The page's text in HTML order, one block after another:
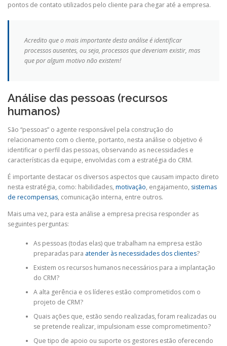
pontos de contato utilizados pelo cliente para chegar até a empresa.
Acredito que o mais importante desta análise é identificar
processos ausentes, ou seja, processos que deveriam existir, mas
que por algum motivo não existem!
Análise das pessoas (recursos
humanos)
São “pessoas” o agente responsável pela construção do
relacionamento com o cliente, portanto, nesta análise o objetivo é
identificar o perfil das pessoas, observando as necessidades e
características da equipe, envolvidas com a estratégia do CRM.
É importante destacar os diversos aspectos que causam impacto direto
nesta estratégia, como: habilidades, motivação, engajamento, sistemas
de recompensas, comunicação interna, entre outros.
Mais uma vez, para esta análise a empresa precisa responder as
seguintes perguntas:
As pessoas (todas elas) que trabalham na empresa estão
preparadas para atender às necessidades dos clientes?
Existem os recursos humanos necessários para a implantação
do CRM?
A alta gerência e os líderes estão comprometidos com o
projeto de CRM?
Quais ações que, estão sendo realizadas, foram realizadas ou
se pretende realizar, impulsionam esse comprometimento?
Que tipo de apoio ou suporte os gestores estão oferecendo